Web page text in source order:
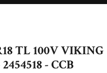
TL 100V VIKING
- CCB